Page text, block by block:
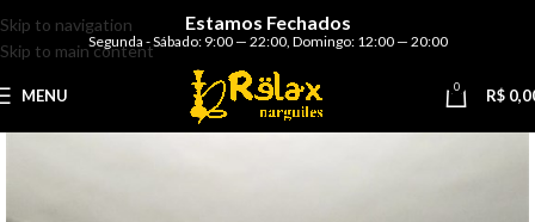
Skip to navigation
Skip to main content
Estamos Fechados
Segunda - Sábado: 9:00 — 22:00, Domingo: 12:00 — 20:00
MENU 0 R$